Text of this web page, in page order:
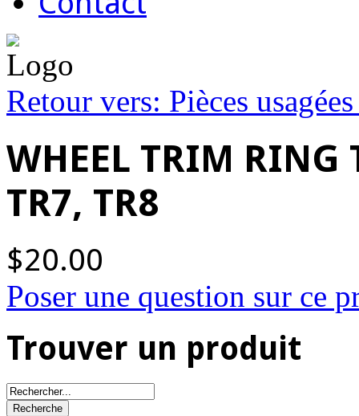
Retour vers: Pièces
WHEEL TRIM RING
TR7, TR8
$20.00
Poser une question sur ce
Trouver un produit